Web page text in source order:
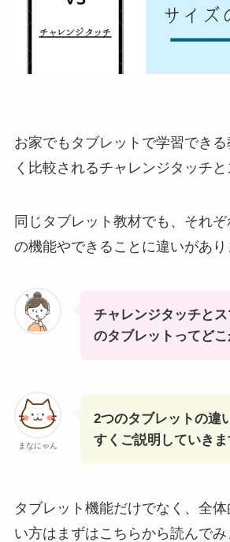
お家でもタブレットで学習できる
く比較されるチャレンジタッチと
同じタブレット教材でも、それ
の機能やできることに違いがあり
チャレンジタッチとス
のタブレットってどこ
まなにゃん
2つのタブレットの違
すくご説明していき
タブレット機能だけでなく、全
い方はまずはこちらから読んでみ